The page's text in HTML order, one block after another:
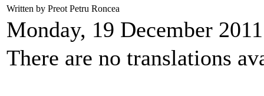
Written by Preot Petru Roncea
Monday, 19 December
There are no translations